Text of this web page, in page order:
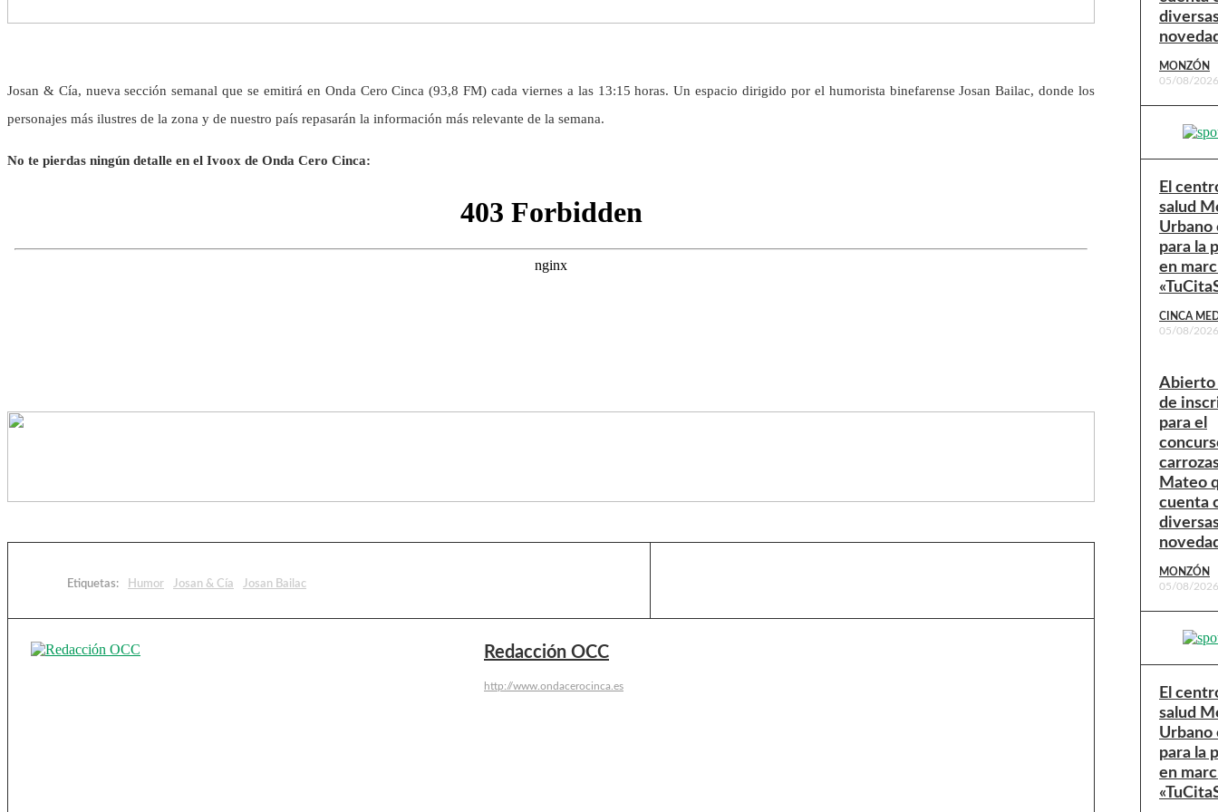
Josan & Cía, nueva sección semanal que se emitirá en Onda Cero Cinca (93,8 FM) cada viernes a las 13:15 horas. Un espacio dirigido por el humorista binefarense Josan Bailac, donde los
personajes más ilustres de la zona y de nuestro país repasarán la información más relevante de la semana.
No te pierdas ningún detalle en el Ivoox de Onda Cero Cinca:
Etiquetas: Humor Josan & Cía Josan Bailac
Redacción OCC
http://www.ondacerocinca.es
MONZÓN
05/08/2026
El
salud
Urbano
para la
en
CINCA
05/08/2026
Abierto
de
para el
Mateo
cuenta
MONZÓN
05/08/2026
El
salud
Urbano
para la
en